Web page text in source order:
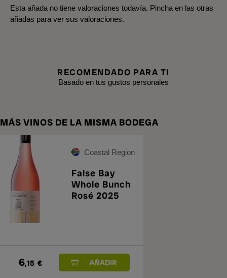
Esta añada no tiene valoraciones todavía. Pincha en las otras
añadas para ver sus valoraciones.
RECOMENDADO PARA TI
Basado en tus gustos personales
MÁS VINOS DE LA MISMA BODEGA
Coastal Region
False Bay
Whole Bunch
Rosé 2025
6,15 €